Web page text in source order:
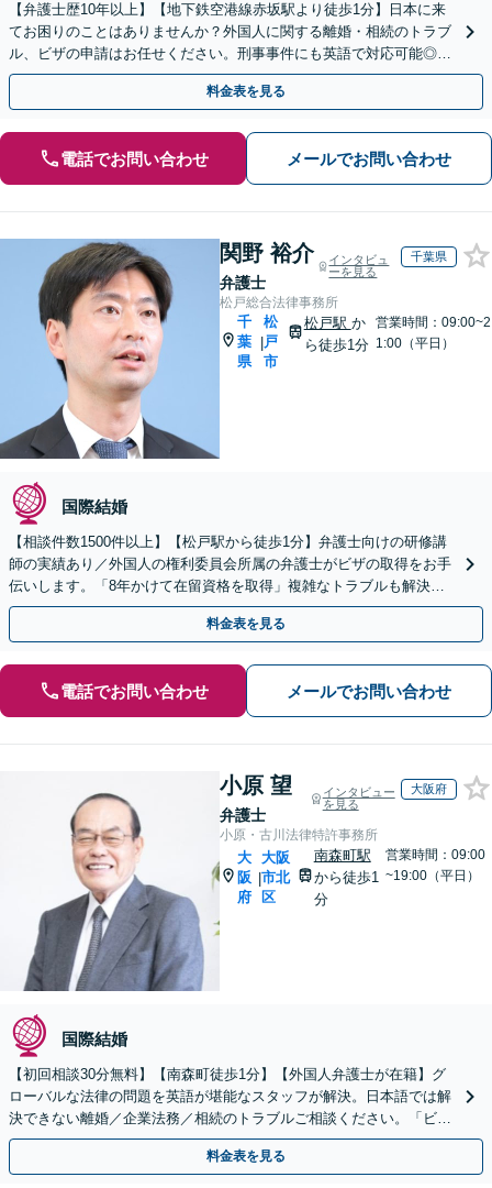
【弁護士歴10年以上】【地下鉄空港線赤坂駅より徒歩1分】日本に来
てお困りのことはありませんか？外国人に関する離婚・相続のトラブ
ル、ビザの申請はお任せください。刑事事件にも英語で対応可能◎
【夜間・休日の相談可能】【初回面談30分無料】
料金表を見る
電話でお問い合わせ メールでお問い合わせ
関野 裕介
弁護士
インタビュ
ーを見る
千葉県
松戸総合法律事務所
千
葉
県
|
松
戸
市
松戸駅 か
ら徒歩1分
営業時間：09:00~2
1:00（平日）
国際結婚
【相談件数1500件以上】【松戸駅から徒歩1分】弁護士向けの研修講
師の実績あり／外国人の権利委員会所属の弁護士がビザの取得をお手
伝いします。「8年かけて在留資格を取得」複雑なトラブルも解決。
日本語が苦手な外国人のサポートに定評ありです。
料金表を見る
電話でお問い合わせ メールでお問い合わせ
小原 望
弁護士
インタビュー
を見る
大阪府
小原・古川法律特許事務所
大
阪
府
|
大阪
市北
区
南森町駅
から徒歩1
分
営業時間：09:00
~19:00（平日）
国際結婚
【初回相談30分無料】【南森町徒歩1分】【外国人弁護士が在籍】グ
ローバルな法律の問題を英語が堪能なスタッフが解決。日本語では解
決できない離婚／企業法務／相続のトラブルご相談ください。「ビザ
の申請」「日本国籍の取得」サポートします。
料金表を見る